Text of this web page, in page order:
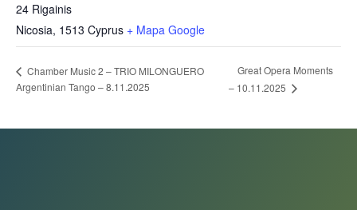
24 Rigainis
Nicosia, 1513 Cyprus + Mapa Google
Chamber Music 2 – TRIO MILONGUERO
Argentinian Tango – 8.11.2025
Great Opera Moments
– 10.11.2025